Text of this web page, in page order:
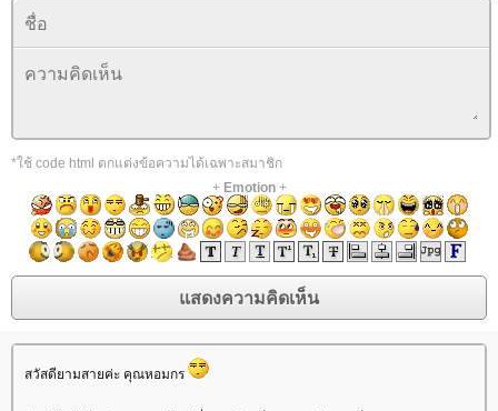
*ใช้ code html ตกแต่งข้อความได้เฉพาะสมาชิก
+ Emotion+
สวัสดียามสายค่ะ คุณหอมกร